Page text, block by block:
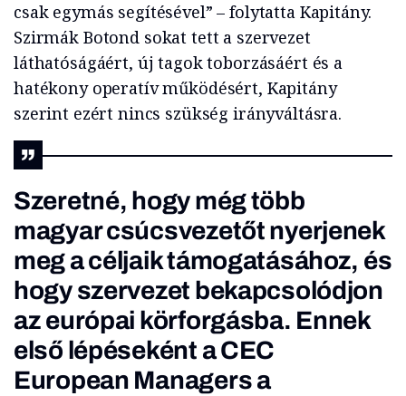
csak egymás segítésével” – folytatta Kapitány.
Szirmák Botond sokat tett a szervezet
láthatóságáért, új tagok toborzásáért és a
hatékony operatív működésért, Kapitány
szerint ezért nincs szükség irányváltásra.
Szeretné, hogy még több
magyar csúcsvezetőt nyerjenek
meg a céljaik támogatásához, és
hogy szervezet bekapcsolódjon
az európai körforgásba. Ennek
első lépéseként a CEC
European Managers a